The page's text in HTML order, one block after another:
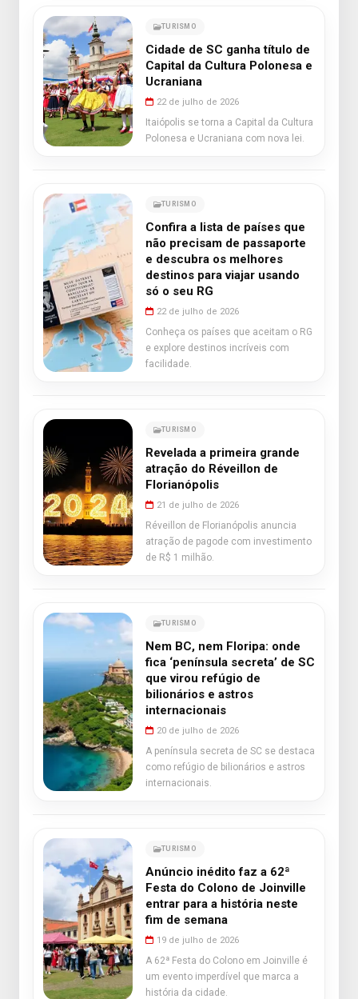
TURISMO
Cidade de SC ganha título de
Capital da Cultura Polonesa e
Ucraniana
22 de julho de 2026
Itaiópolis se torna a Capital da Cultura
Polonesa e Ucraniana com nova lei.
TURISMO
Confira a lista de países que
não precisam de passaporte
e descubra os melhores
destinos para viajar usando
só o seu RG
22 de julho de 2026
Conheça os países que aceitam o RG
e explore destinos incríveis com
facilidade.
TURISMO
Revelada a primeira grande
atração do Réveillon de
Florianópolis
21 de julho de 2026
Réveillon de Florianópolis anuncia
atração de pagode com investimento
de R$ 1 milhão.
TURISMO
Nem BC, nem Floripa: onde
fica ‘península secreta’ de SC
que virou refúgio de
bilionários e astros
internacionais
20 de julho de 2026
A península secreta de SC se destaca
como refúgio de bilionários e astros
internacionais.
TURISMO
Anúncio inédito faz a 62ª
Festa do Colono de Joinville
entrar para a história neste
fim de semana
19 de julho de 2026
A 62ª Festa do Colono em Joinville é
um evento imperdível que marca a
história da cidade.